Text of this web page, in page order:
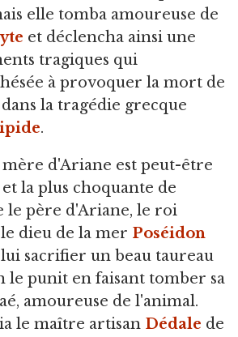
elle tomba amoureuse de
et déclencha ainsi une
tragiques qui
à provoquer la mort de
la tragédie grecque
.
d'Ariane est peut-être
la plus choquante de
le père d'Ariane, le roi
dieu de la mer Poséidon
sacrifier un beau taureau
le punit en faisant tomber sa
amoureuse de l'animal.
le maître artisan Dédale de